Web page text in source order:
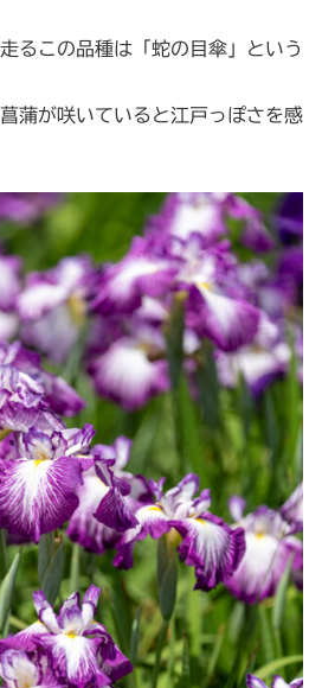
るこの品種は「蛇の目傘」という
蒲が咲いていると江戸っぽさを感